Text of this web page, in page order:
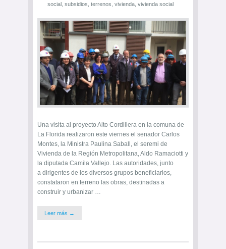
social subsidios terrenos vivienda vivienda social
Una visita al proyecto Alto Cordillera en la comuna de
La Florida realizaron este viernes el senador Carlos
Montes, la Ministra Paulina Saball, el seremi de
Vivienda de la Región Metropolitana, Aldo Ramaciotti y
la diputada Camila Vallejo. Las autoridades, junto
a dirigentes de los diversos grupos beneficiarios,
constataron en terreno las obras, destinadas a
construir y urbanizar …
Leer más →